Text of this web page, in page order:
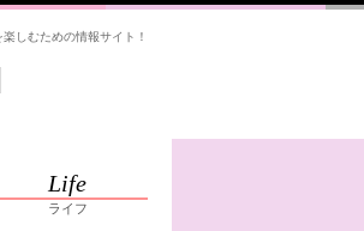
しむための情報サイト！
Life
ライフ